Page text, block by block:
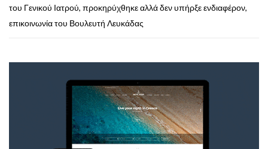
του Γενικού Ιατρού, προκηρύχθηκε αλλά δεν υπήρξε ενδιαφέρον,
επικοινωνία του Βουλευτή Λευκάδας